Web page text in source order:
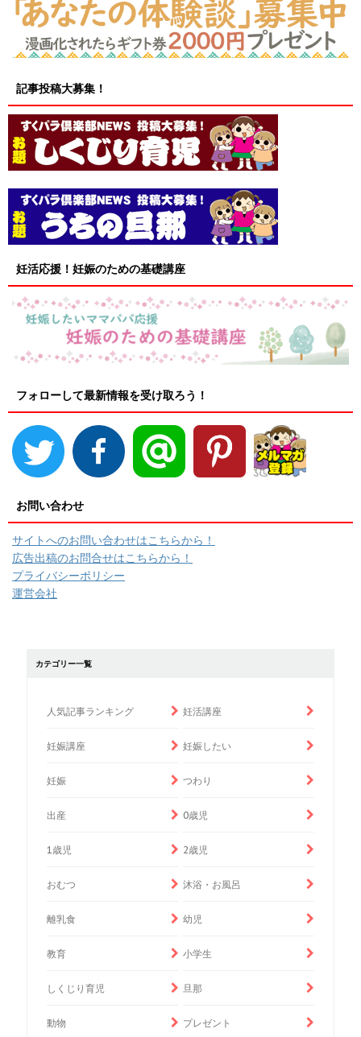
記事投稿大募集！
妊活応援！妊娠のための基礎講座
フォローして最新情報を受け取ろう！
お問い合わせ
サイトへのお問い合わせはこちらから！
広告出稿のお問合せはこちらから！
プライバシーポリシー
運営会社
カテゴリー一覧
人気記事ランキング 妊活講座
妊娠講座 妊娠したい
妊娠 つわり
出産 0歳児
1歳児 2歳児
おむつ 沐浴・お風呂
離乳食 幼児
教育 小学生
しくじり育児 旦那
動物 プレゼント